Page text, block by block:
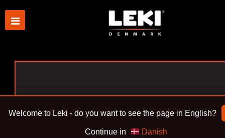
Welcome to Leki - do you want to see the page in English?
Continue in Danish